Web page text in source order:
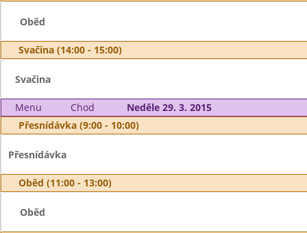
Oběd
Svačina (14:00 - 15:00)
Svačina
Menu Chod
Neděle 29. 3. 2015
Přesnídávka (9:00 - 10:00)
Přesnídávka
Oběd (11:00 - 13:00)
Oběd